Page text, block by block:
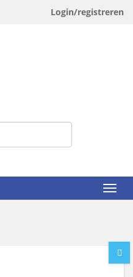
Login/registreren